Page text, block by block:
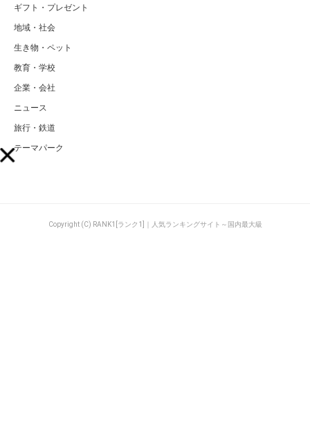
ギフト・プレゼント
地域・社会
生き物・ペット
教育・学校
企業・会社
ニュース
旅行・鉄道
テーマパーク
Copyright (C) RANK1[ランク1]｜人気ランキングサイト～国内最大級